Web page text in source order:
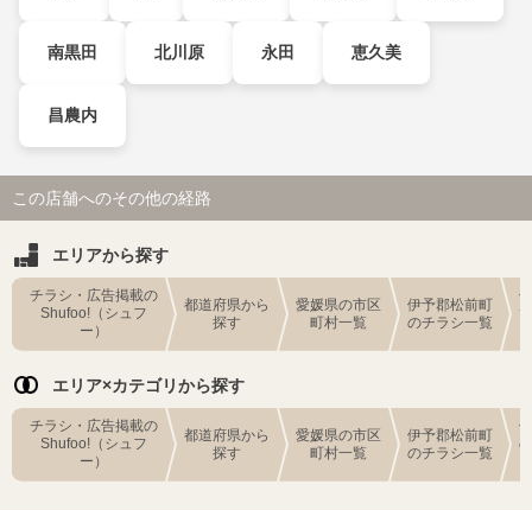
南黒田 北川原 永田 恵久美
昌農内
この店舗へのその他の経路
エリアから探す
チラシ・広告掲載の
Shufoo!（シュフ
ー）
都道府県から
探す
愛媛県の市区
町村一覧
伊予郡松前町
のチラシ一覧
エリア×カテゴリから探す
チラシ・広告掲載の
Shufoo!（シュフ
ー）
都道府県から
探す
愛媛県の市区
町村一覧
伊予郡松前町
のチラシ一覧